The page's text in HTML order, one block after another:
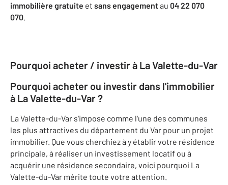
immobilière gratuite et sans engagementau 04 22 070
070.
Pourquoi acheter / investir à La Valette-du-Var
Pourquoi acheter ou investir dans l'immobilier
à La Valette-du-Var ?
La Valette-du-Var s'impose comme l'une des communes
les plus attractives du département du Var pour un projet
immobilier. Que vous cherchiez à y établir votre résidence
principale, à réaliser un investissement locatif ou à
acquérir une résidence secondaire, voici pourquoi La
Valette-du-Var mérite toute votre attention.